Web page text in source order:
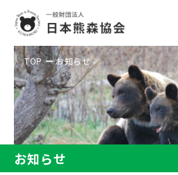
TOP お知らせ
お知らせ